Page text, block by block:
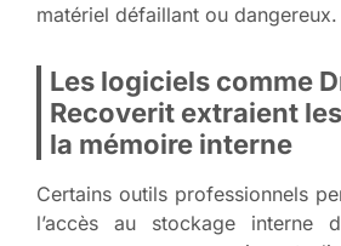
matériel défaillant ou dangereux.
Les logiciels comme
Recoverit extraient
la mémoire interne
Certains outils professionnels
l’accès au stockage interne